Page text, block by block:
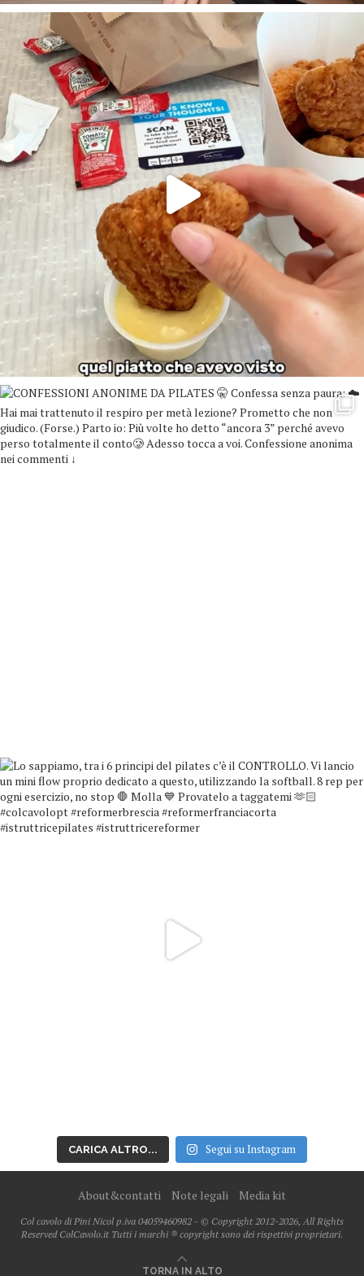
CARICA ALTRO... Segui su Instagram
About&contatti Note legali Media kit
Col cavolo di Pini Nicol p.iva 04059460982 - © Copyright 2012-2026, All Rights
Reserved ColCavolo.it Tutti i marchi ® copyright sono dei rispettivi proprietari.
TORNA IN ALTO